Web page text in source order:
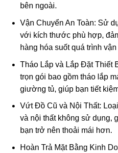
bên ngoài.
Vận Chuyển An Toàn: Sử
với kích thước phù hợp,
hàng hóa suốt quá trình
Tháo Lắp và Lắp Đặt Thiết
trọn gói bao gồm tháo lắp
giường tủ, giúp bạn tiết
Vứt Đồ Cũ và Nội Thất:
và nội thất không sử dụng,
bạn trở nên thoải mái hơn.
Hoàn Trả Mặt Bằng Kinh